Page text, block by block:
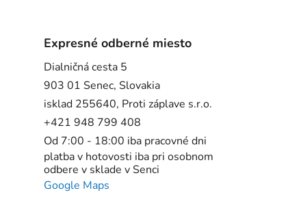
Expresné odberné miesto
Dialničná cesta 5
903 01 Senec, Slovakia
isklad 255640, Proti záplave s.r.o.
+421 948 799 408
Od 7:00 - 18:00 iba pracovné dni
platba v hotovosti iba pri osobnom
odbere v sklade v Senci
Google Maps